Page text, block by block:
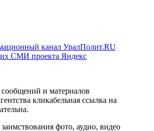
канал УралПолит.RU
СМИ проекта Яндекс
и материалов
кликабельная ссылка на
фото, аудио, видео